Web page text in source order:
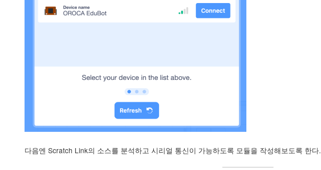
다음엔 Scratch Link의 소스를 분석하고 시리얼 통신이 가능하도록 모듈을 작성해보도록 한다.